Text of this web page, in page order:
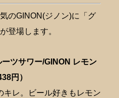
のGINON(ジノン)に「グ
登場します。
ツサワー/GINON レモン
円）
レ。ビール好きもレモン